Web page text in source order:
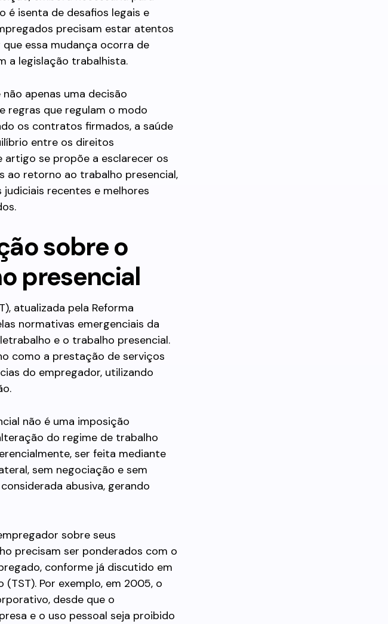
é isenta de desafios legais e
precisam estar atentos
essa mudança ocorra de
a legislação trabalhista.
apenas uma decisão
regras que regulam o modo
os contratos firmados, a saúde
entre os direitos
artigo se propõe a esclarecer os
ao retorno ao trabalho presencial,
recentes e melhores
sobre o
presencial
atualizada pela Reforma
normativas emergenciais da
e o trabalho presencial.
como a prestação de serviços
do empregador, utilizando
não é uma imposição
do regime de trabalho
ser feita mediante
sem negociação e sem
abusiva, gerando
sobre seus
precisam ser ponderados com o
conforme já discutido em
Por exemplo, em 2005, o
desde que o
e o uso pessoal seja proibido